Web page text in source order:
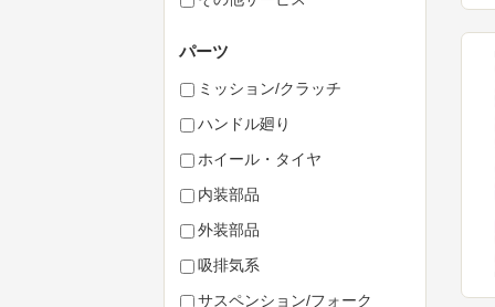
パーツ
ミッション/クラッチ
ハンドル廻り
ホイール・タイヤ
内装部品
外装部品
吸排気系
サスペンション/フォーク